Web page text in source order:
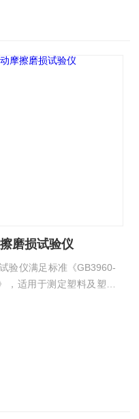
磨损试验仪
验仪满足标准《GB3960-
，适用于测定塑料及塑料